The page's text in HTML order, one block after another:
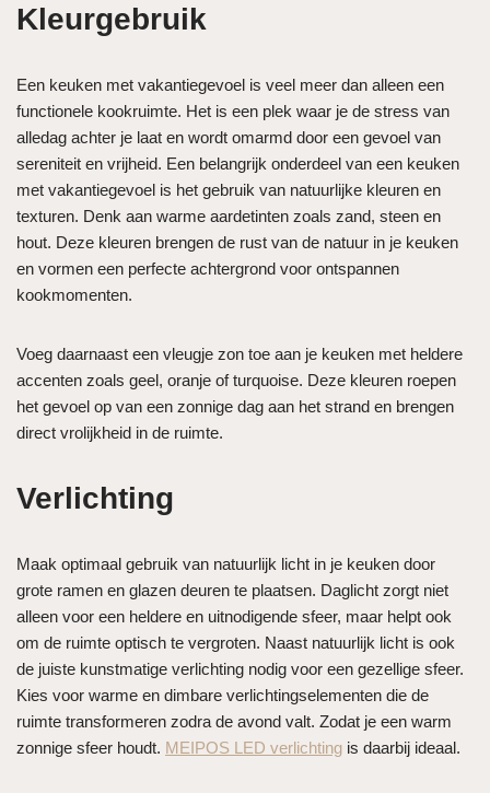
Kleurgebruik
Een keuken met vakantiegevoel is veel meer dan alleen een
functionele kookruimte. Het is een plek waar je de stress van
alledag achter je laat en wordt omarmd door een gevoel van
sereniteit en vrijheid. Een belangrijk onderdeel van een keuken
met vakantiegevoel is het gebruik van natuurlijke kleuren en
texturen. Denk aan warme aardetinten zoals zand, steen en
hout. Deze kleuren brengen de rust van de natuur in je keuken
en vormen een perfecte achtergrond voor ontspannen
kookmomenten.
Voeg daarnaast een vleugje zon toe aan je keuken met heldere
accenten zoals geel, oranje of turquoise. Deze kleuren roepen
het gevoel op van een zonnige dag aan het strand en brengen
direct vrolijkheid in de ruimte.
Verlichting
Maak optimaal gebruik van natuurlijk licht in je keuken door
grote ramen en glazen deuren te plaatsen. Daglicht zorgt niet
alleen voor een heldere en uitnodigende sfeer, maar helpt ook
om de ruimte optisch te vergroten. Naast natuurlijk licht is ook
de juiste kunstmatige verlichting nodig voor een gezellige sfeer.
Kies voor warme en dimbare verlichtingselementen die de
ruimte transformeren zodra de avond valt. Zodat je een warm
zonnige sfeer houdt. MEIPOS LED verlichting is daarbij ideaal.